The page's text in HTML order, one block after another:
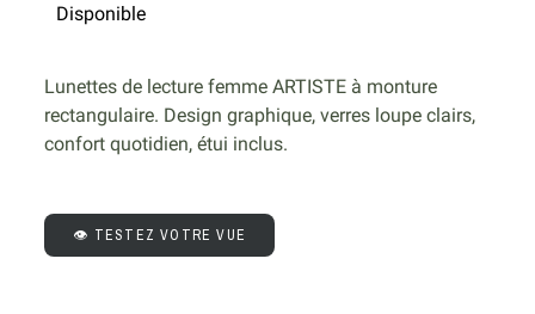
Disponible
Lunettes de lecture femme ARTISTE à monture
rectangulaire. Design graphique, verres loupe clairs,
confort quotidien, étui inclus.
👁️ TESTEZ VOTRE VUE